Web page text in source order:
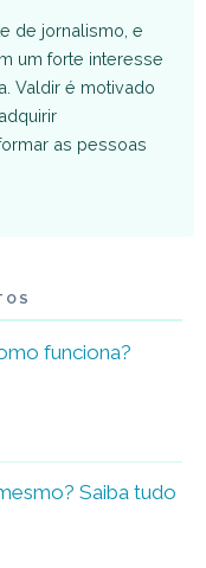
de jornalismo, e
um forte interesse
Valdir é motivado
as pessoas
funciona?
Saiba tudo